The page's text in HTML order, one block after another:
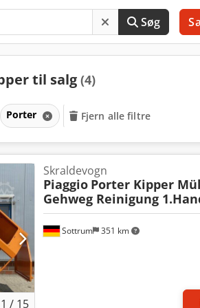
Søg
til salg (4)
Porter Fjern alle filtre
1 / 15
Sottrum 351 km
Skraldevogn
Piaggio Porter Kipper
Gehweg Reinigung